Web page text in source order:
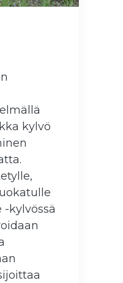
kylvö
-kylvössä